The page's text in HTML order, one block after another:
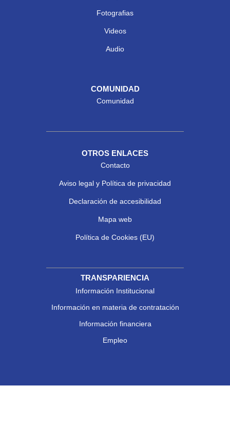
Fotografias
Videos
Audio
COMUNIDAD
Comunidad
OTROS ENLACES
Contacto
Aviso legal y Política de privacidad
Declaración de accesibilidad
Mapa web
Política de Cookies (EU)
TRANSPARIENCIA
Información Institucional
Información en materia de contratación
Información financiera
Empleo